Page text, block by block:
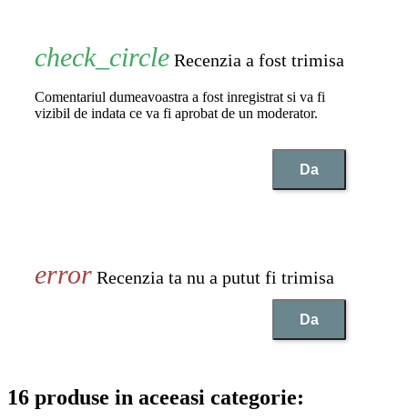
Recenzia a fost trimisa
Comentariul dumeavoastra a fost inregistrat si va fi
vizibil de indata ce va fi aprobat de un moderator.
Da
Recenzia ta nu a putut fi trimisa
Da
16 produse in aceeasi categorie: